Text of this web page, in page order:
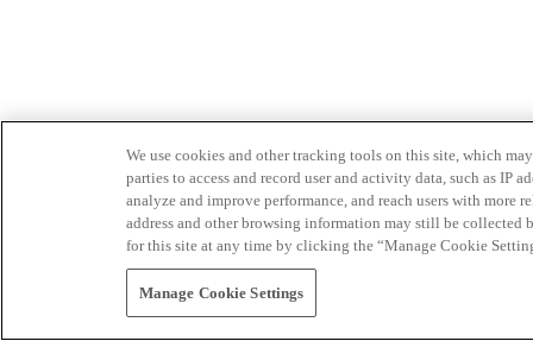
We use cookies and other tracking tools on this site, which
parties to access and record user and activity data, such as IP
analyze and improve performance, and reach users with
address and other browsing information may still be collected
for this site at any time by clicking the “Manage Cookie
Manage Cookie Settings